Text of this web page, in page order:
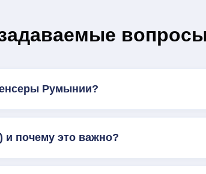
Румынии?
и почему это важно?